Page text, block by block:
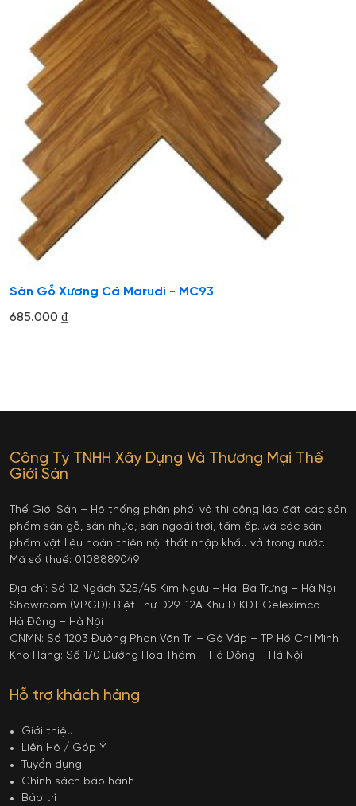
Sàn Gỗ Xương Cá Marudi - MC93
685.000 ₫
Công Ty TNHH Xây Dựng Và Thương Mại Thế
Giới Sàn
Thế Giới Sàn – Hệ thống phân phối và thi công lắp đặt các sản
phẩm sàn gỗ, sàn nhựa, sàn ngoài trời, tấm ốp…và các sản
phẩm vật liệu hoàn thiện nội thất nhập khẩu và trong nước
Mã số thuế: 0108889049
Địa chỉ: Số 12 Ngách 325/45 Kim Ngưu – Hai Bà Trưng – Hà Nội
Showroom (VPGD): Biệt Thự D29-12A Khu D KĐT Geleximco –
Hà Đông – Hà Nội
CNMN: Số 1203 Đường Phan Văn Trị – Gò Vấp – TP Hồ Chí Minh
Kho Hàng: Số 170 Đường Hoa Thám – Hà Đông – Hà Nội
Hỗ trợ khách hàng
Giới thiệu
Liên Hệ / Góp Ý
Tuyển dụng
Chính sách bảo hành
Bảo trì